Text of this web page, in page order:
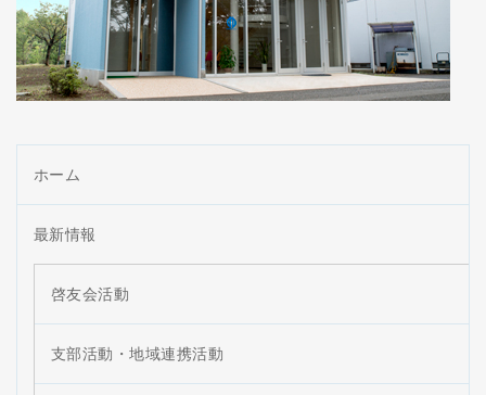
ホーム
最新情報
啓友会活動
支部活動・地域連携活動